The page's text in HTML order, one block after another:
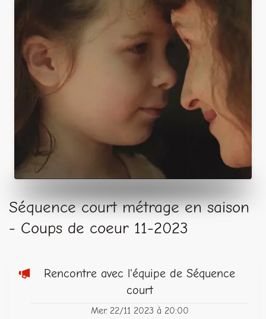
Séquence court métrage en saison
- Coups de coeur 11-2023
Rencontre avec l'équipe de Séquence
court
Mer. 22/11 2023 à 20:00